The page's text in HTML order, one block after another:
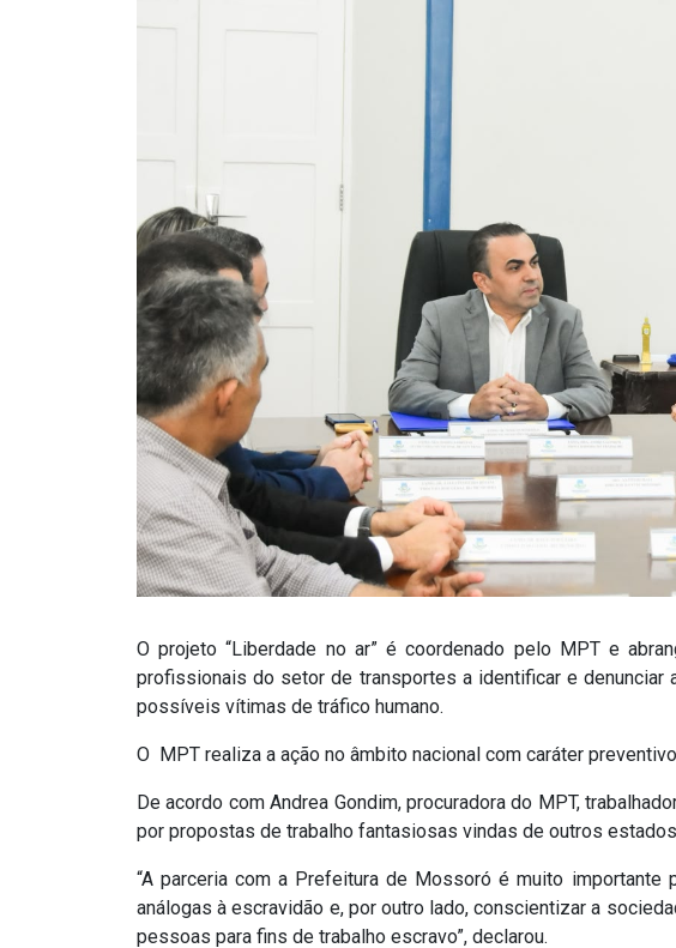
O projeto “Liberdade no ar” é coordenado pelo MPT e
profissionais do setor de transportes a identificar e
possíveis vítimas de tráfico humano.
O MPT realiza a ação no âmbito nacional com caráter
De acordo com Andrea Gondim, procuradora do MPT,
por propostas de trabalho fantasiosas vindas de outros
“A parceria com a Prefeitura de Mossoró é muito
análogas à escravidão e, por outro lado, conscientizar a
pessoas para fins de trabalho escravo”, declarou.